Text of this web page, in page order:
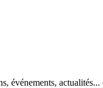
événements,